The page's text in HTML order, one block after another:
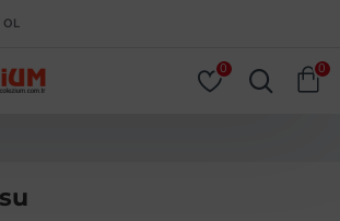
OL
0 0